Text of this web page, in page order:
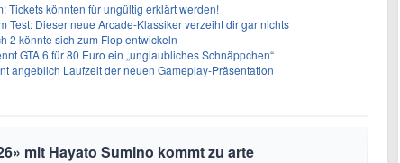
Tickets könnten für ungültig erklärt werden!
Test: Dieser neue Arcade-Klassiker verzeiht dir gar nichts
2 könnte sich zum Flop entwickeln
GTA 6 für 80 Euro ein „unglaubliches Schnäppchen“
angeblich Laufzeit der neuen Gameplay-Präsentation
mit Hayato Sumino kommt zu arte